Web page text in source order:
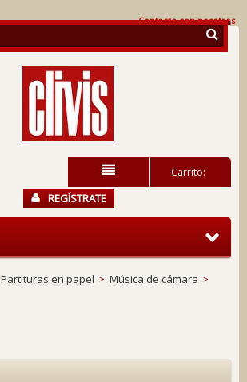
Contacte con nosotros
Carrito:
REGÍSTRATE
Partituras en papel > Música de cámara >